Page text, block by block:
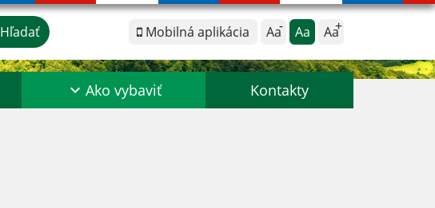
Mobilná aplikácia Aa Aa Aa
Hľadať
Ako vybaviť Kontakty